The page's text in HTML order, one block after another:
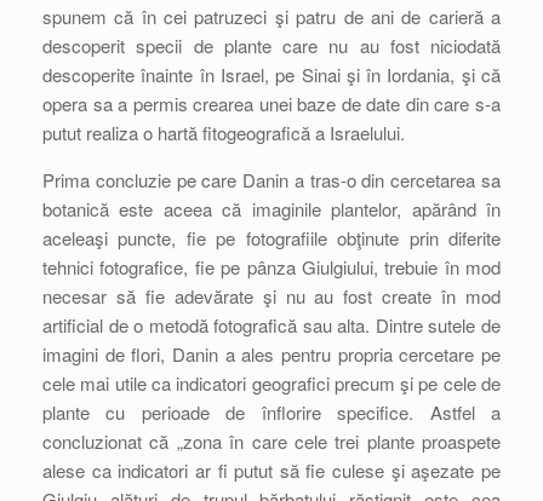
spunem că în cei patruzeci şi patru de ani de carieră a
descoperit specii de plante care nu au fost niciodată
descoperite înainte în Israel, pe Sinai şi în Iordania, şi că
opera sa a permis crearea unei baze de date din care s-a
putut realiza o hartă fitogeografică a Israelului.
Prima concluzie pe care Danin a tras-o din cercetarea sa
botanică este aceea că imaginile plantelor, apărând în
aceleaşi puncte, fie pe fotografiile obţinute prin diferite
tehnici fotografice, fie pe pânza Giulgiului, trebuie în mod
necesar să fie adevărate şi nu au fost create în mod
artificial de o metodă fotografică sau alta. Dintre sutele de
imagini de flori, Danin a ales pentru propria cercetare pe
cele mai utile ca indicatori geografici precum şi pe cele de
plante cu perioade de înflorire specifice. Astfel a
concluzionat că „zona în care cele trei plante proaspete
alese ca indicatori ar fi putut să fie culese şi aşezate pe